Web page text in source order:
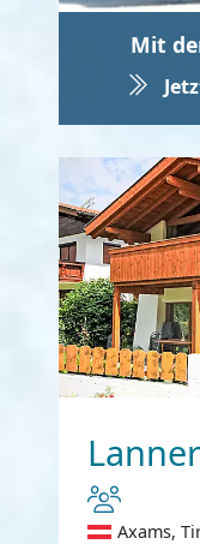
Mit
Axams,